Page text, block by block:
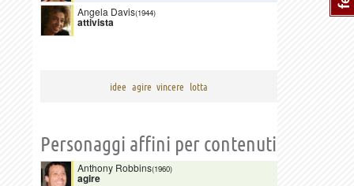
Angela Davis(1944)
attivista
idee agire vincere lotta
Personaggi affini per contenuti
Anthony Robbins(1960)
agire